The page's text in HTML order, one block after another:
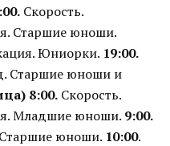
Скорость.
Старшие юноши.
Юниорки. 19:00.
Старшие юноши и
8:00. Скорость.
Младшие юноши. 9:00.
юноши. 10:00.